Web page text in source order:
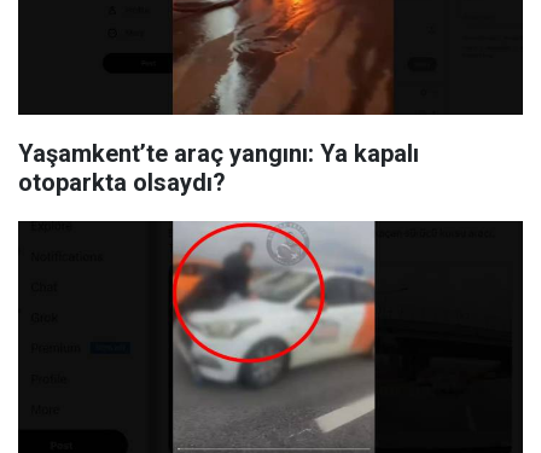
Yaşamkent’te araç yangını: Ya kapalı
otoparkta olsaydı?